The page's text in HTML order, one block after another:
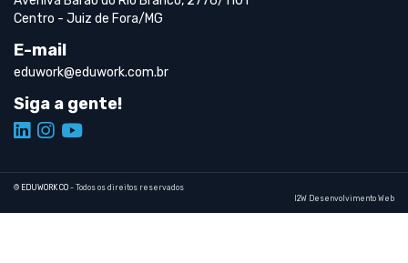
Centro - Juiz de Fora/MG
E-mail
eduwork@eduwork.com.br
Siga a gente!
© EDUWORK CO - Todos os direitos reservados
I2W Desenvolvimento Web